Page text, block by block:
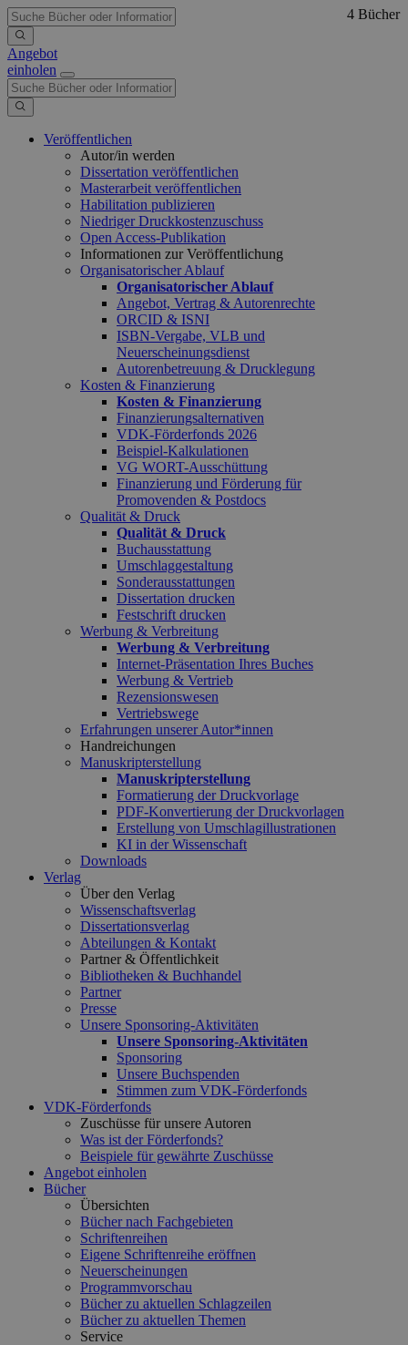
Angebot
einholen
Veröffentlichen
Autor/in werden
Dissertation veröffentlichen
Masterarbeit veröffentlichen
Habilitation publizieren
Niedriger Druckkostenzuschuss
Open Access-Publikation
Informationen zur Veröffentlichung
Organisatorischer Ablauf
Organisatorischer Ablauf
Angebot, Vertrag & Autorenrechte
ORCID & ISNI
ISBN-Vergabe, VLB und
Neuerscheinungsdienst
Autorenbetreuung & Drucklegung
Kosten & Finanzierung
Kosten & Finanzierung
Finanzierungsalternativen
VDK-Förderfonds 2026
Beispiel-Kalkulationen
VG WORT-Ausschüttung
Finanzierung und Förderung für
Promovenden & Postdocs
Qualität & Druck
Qualität & Druck
Buchausstattung
Umschlaggestaltung
Sonderausstattungen
Dissertation drucken
Festschrift drucken
Werbung & Verbreitung
Werbung & Verbreitung
Internet-Präsentation Ihres Buches
Werbung & Vertrieb
Rezensionswesen
Vertriebswege
Erfahrungen unserer Autor*innen
Handreichungen
Manuskripterstellung
Manuskripterstellung
Formatierung der Druckvorlage
PDF-Konvertierung der Druckvorlagen
Erstellung von Umschlagillustrationen
KI in der Wissenschaft
Downloads
Verlag
Über den Verlag
Wissenschaftsverlag
Dissertationsverlag
Abteilungen & Kontakt
Partner & Öffentlichkeit
Bibliotheken & Buchhandel
Partner
Presse
Unsere Sponsoring-Aktivitäten
Unsere Sponsoring-Aktivitäten
Sponsoring
Unsere Buchspenden
Stimmen zum VDK-Förderfonds
VDK-Förderfonds
Zuschüsse für unsere Autoren
Was ist der Förderfonds?
Beispiele für gewährte Zuschüsse
Angebot einholen
Bücher
Übersichten
Bücher nach Fachgebieten
Schriftenreihen
Eigene Schriftenreihe eröffnen
Neuerscheinungen
Programmvorschau
Bücher zu aktuellen Schlagzeilen
Bücher zu aktuellen Themen
Service
4 Bücher